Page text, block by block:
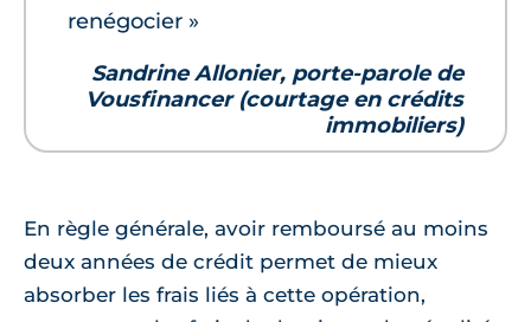
renégocier »
Sandrine Allonier, porte-parole de
Vousfinancer (courtage en crédits
immobiliers)
En règle générale, avoir remboursé au moins
deux années de crédit permet de mieux
absorber les frais liés à cette opération,